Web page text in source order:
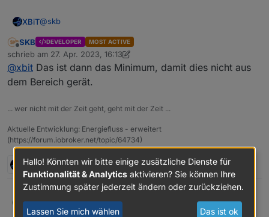
XBiT@skb
wird im Editormodus bei einer "Datasource" die "Pos.X"
und "Pos.Y" eingegeben ist die erste Zahl immer +1 der
eigentlichen eingegeben Zahl (Tastatur auf 2 gedrückt 3
wird angezeigt) bei Textfeldern ist es nicht so.
EDIT: Sorry bei Textfeldern ist es auch so bei Rectangle
und Icons nicht...
Offline
SKB DEVELOPER MOST ACTIVE
schrieb am 27. Apr. 2023, 16:13
zuletzt editiert von SKB
@xbit Das ist dann das Minimum, damit dies nicht aus
dem Bereich gerät.
... wer nicht mit der Zeit geht, geht mit der Zeit ...
Aktuelle Entwicklung: Energiefluss - erweitert
(https://forum.iobroker.net/topic/64734)
1 Antwort 0
rabbit6984Hi,
Hallo! Könnten wir bitte einige zusätzliche Dienste für
Funktionalität & Analytics aktivieren? Sie können Ihre
Zustimmung später jederzeit ändern oder zurückziehen.
Lassen Sie mich wählen Das ist ok